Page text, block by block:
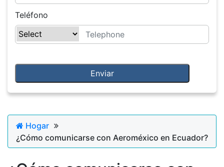
Teléfono
Hogar
¿Cómo comunicarse con Aeroméxico en Ecuador?